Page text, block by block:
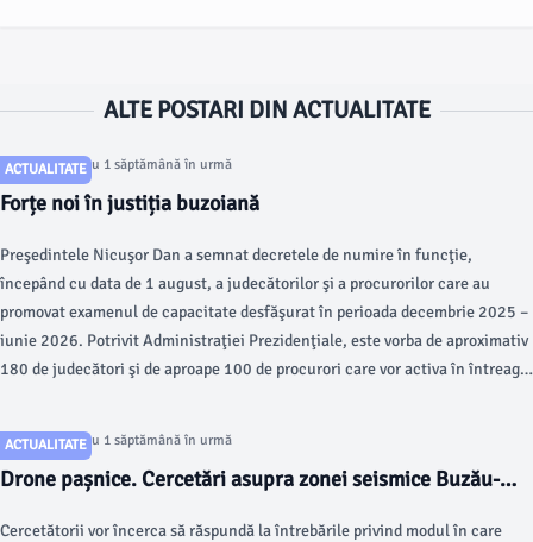
ALTE POSTARI DIN ACTUALITATE
ACTUALITATE
Articol postat cu 1 săptămână în urmă
Forțe noi în justiția buzoiană
Preşedintele Nicuşor Dan a semnat decretele de numire în funcţie,
începând cu data de 1 august, a judecătorilor şi a procurorilor care au
promovat examenul de capacitate desfăşurat în perioada decembrie 2025 –
iunie 2026. Potrivit Administraţiei Prezidenţiale, este vorba de aproximativ
180 de judecători şi de aproape 100 de procurori care vor activa în întreaga
ACTUALITATE
Articol postat cu 1 săptămână în urmă
Drone pașnice. Cercetări asupra zonei seismice Buzău-
Cercetătorii vor încerca să răspundă la întrebările privind modul în care